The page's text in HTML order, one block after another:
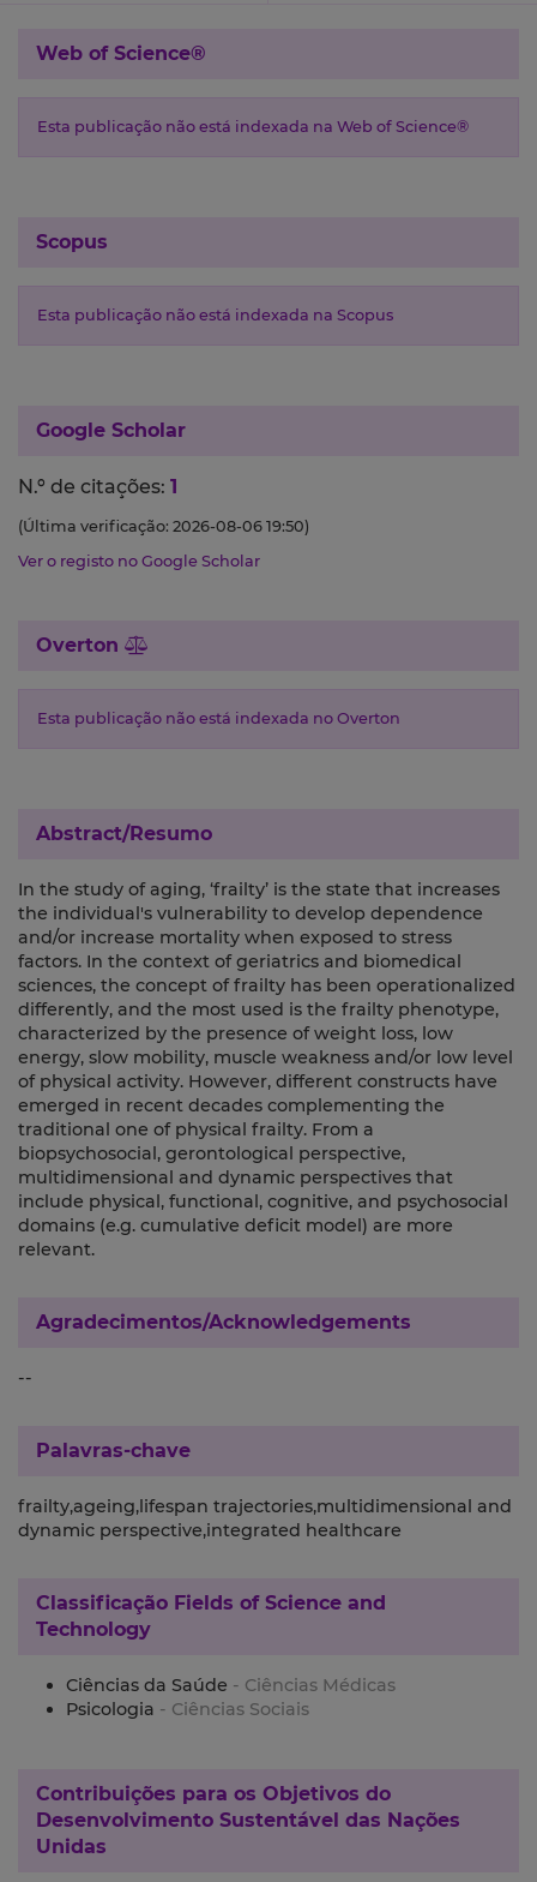
Web of Science®
Esta publicação não está indexada na Web of Science®
Scopus
Esta publicação não está indexada na Scopus
Google Scholar
N.º de citações: 1
(Última verificação: 2026-08-06 19:50)
Ver o registo no Google Scholar
Overton
Esta publicação não está indexada no Overton
Abstract/Resumo
In the study of aging, ‘frailty’ is the state that increases
the individual's vulnerability to develop dependence
and/or increase mortality when exposed to stress
factors. In the context of geriatrics and biomedical
sciences, the concept of frailty has been operationalized
differently, and the most used is the frailty phenotype,
characterized by the presence of weight loss, low
energy, slow mobility, muscle weakness and/or low level
of physical activity. However, different constructs have
emerged in recent decades complementing the
traditional one of physical frailty. From a
biopsychosocial, gerontological perspective,
multidimensional and dynamic perspectives that
include physical, functional, cognitive, and psychosocial
domains (e.g. cumulative deficit model) are more
relevant.
Agradecimentos/Acknowledgements
--
Palavras-chave
frailty,ageing,lifespan trajectories,multidimensional and
dynamic perspective,integrated healthcare
Classificação Fields of Science and
Technology
Ciências da Saúde - Ciências Médicas
Psicologia - Ciências Sociais
Contribuições para os Objetivos do
Desenvolvimento Sustentável das Nações
Unidas